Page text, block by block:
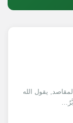
يقول الله